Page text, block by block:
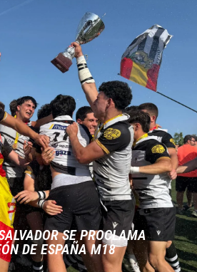
SE PROCLAMA
DE ESPAÑA M18